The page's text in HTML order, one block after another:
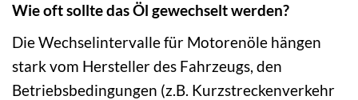
Wie oft sollte das Öl gewechselt werden?
Die Wechselintervalle für Motorenöle hängen
stark vom Hersteller des Fahrzeugs, den
Betriebsbedingungen (z.B. Kurzstreckenverkehr